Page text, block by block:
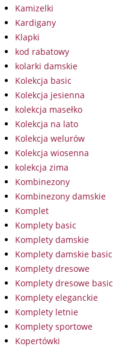
Kamizelki
Kardigany
Klapki
kod rabatowy
kolarki damskie
Kolekcja basic
Kolekcja jesienna
kolekcja masełko
Kolekcja na lato
Kolekcja welurów
Kolekcja wiosenna
kolekcja zima
Kombinezony
Kombinezony damskie
Komplet
Komplety basic
Komplety damskie
Komplety damskie basic
Komplety dresowe
Komplety dresowe basic
Komplety eleganckie
Komplety letnie
Komplety sportowe
Kopertówki